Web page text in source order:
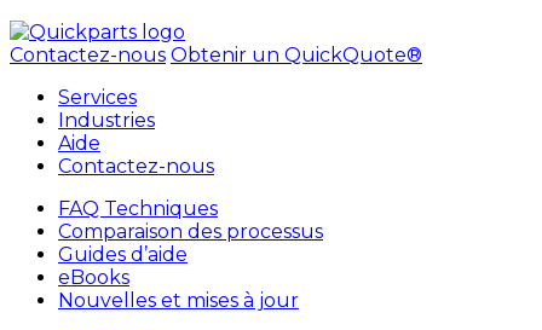
Contactez-nous Obtenir un QuickQuote®
Services
Industries
Aide
Contactez-nous
FAQ Techniques
Comparaison des processus
Guides d’aide
eBooks
Nouvelles et mises à jour